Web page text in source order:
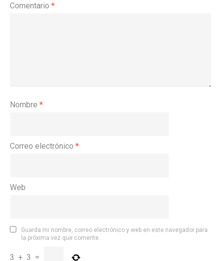
Comentario *
Nombre *
Correo electrónico *
Web
Guarda mi nombre, correo electrónico y web en este navegador para
la próxima vez que comente.
3 + 3 =